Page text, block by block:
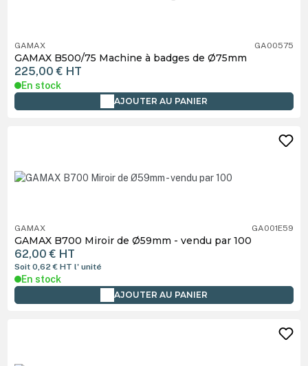
GAMAX GA00575
GAMAX B500/75 Machine à badges de Ø75mm
225,00 € HT
En stock
AJOUTER AU PANIER
GAMAX GA001E59
GAMAX B700 Miroir de Ø59mm - vendu par 100
62,00 € HT
Soit 0,62 €HTl' unité
En stock
AJOUTER AU PANIER